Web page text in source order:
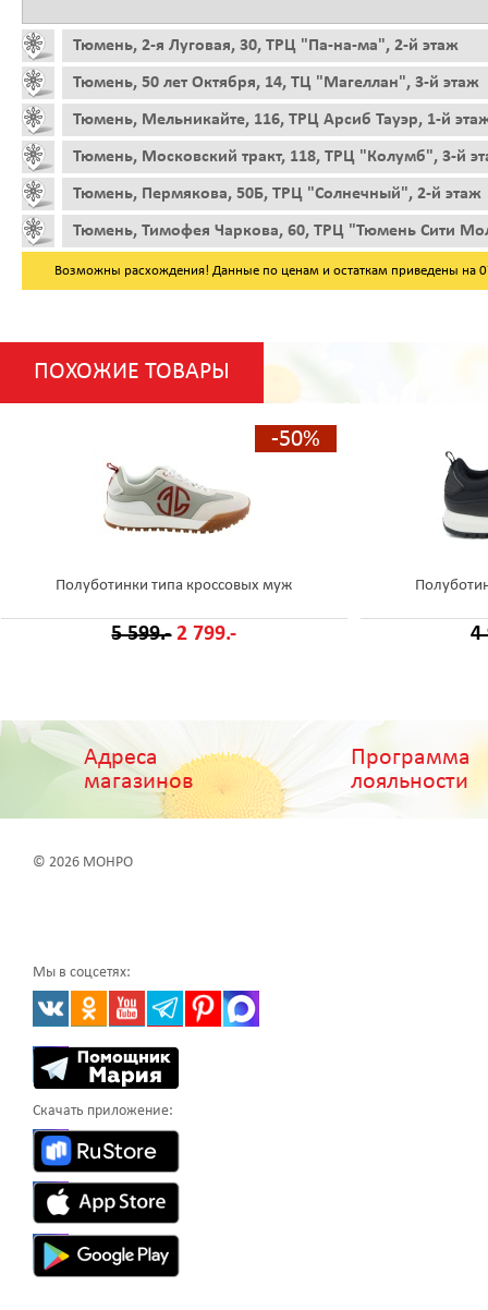
Тюмень, 2-я Луговая, 30, ТРЦ "Па-на-ма", 2-й этаж
Тюмень, 50 лет Октября, 14, ТЦ "Магеллан", 3-й этаж
Тюмень, Мельникайте, 116, ТРЦ Арсиб Тауэр, 1-й
Тюмень, Московский тракт, 118, ТРЦ "Колумб", 3-й
Тюмень, Пермякова, 50Б, ТРЦ "Солнечный", 2-й этаж
Тюмень, Тимофея Чаркова, 60, ТРЦ "Тюмень Сити
Возможны расхождения! Данные по ценам и остаткам приведены на
ПОХОЖИЕ ТОВАРЫ
-50%
Полуботинки типа кроссовых муж
5 599.- 2 799.- 4
Адреса
магазинов
Программа
лояльности
© 2026 МОНРО
Мы в соцсетях:
Скачать приложение: